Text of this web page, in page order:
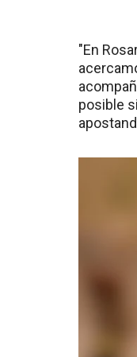
"En
posible